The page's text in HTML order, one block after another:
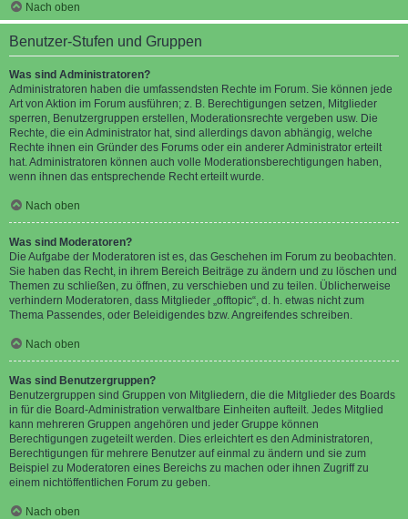
Nach oben
Benutzer-Stufen und Gruppen
Was sind Administratoren?
Administratoren haben die umfassendsten Rechte im Forum. Sie können jede
Art von Aktion im Forum ausführen; z. B. Berechtigungen setzen, Mitglieder
sperren, Benutzergruppen erstellen, Moderationsrechte vergeben usw. Die
Rechte, die ein Administrator hat, sind allerdings davon abhängig, welche
Rechte ihnen ein Gründer des Forums oder ein anderer Administrator erteilt
hat. Administratoren können auch volle Moderationsberechtigungen haben,
wenn ihnen das entsprechende Recht erteilt wurde.
Nach oben
Was sind Moderatoren?
Die Aufgabe der Moderatoren ist es, das Geschehen im Forum zu beobachten.
Sie haben das Recht, in ihrem Bereich Beiträge zu ändern und zu löschen und
Themen zu schließen, zu öffnen, zu verschieben und zu teilen. Üblicherweise
verhindern Moderatoren, dass Mitglieder „offtopic“, d. h. etwas nicht zum
Thema Passendes, oder Beleidigendes bzw. Angreifendes schreiben.
Nach oben
Was sind Benutzergruppen?
Benutzergruppen sind Gruppen von Mitgliedern, die die Mitglieder des Boards
in für die Board-Administration verwaltbare Einheiten aufteilt. Jedes Mitglied
kann mehreren Gruppen angehören und jeder Gruppe können
Berechtigungen zugeteilt werden. Dies erleichtert es den Administratoren,
Berechtigungen für mehrere Benutzer auf einmal zu ändern und sie zum
Beispiel zu Moderatoren eines Bereichs zu machen oder ihnen Zugriff zu
einem nichtöffentlichen Forum zu geben.
Nach oben